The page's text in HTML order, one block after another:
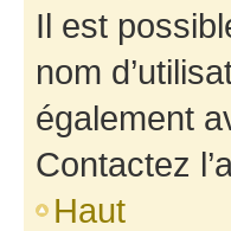
Il est
nom
également
Contactez
Haut